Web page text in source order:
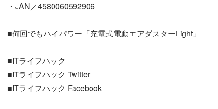
・JAN／4580060592906
■何回でもハイパワー「充電式電動エアダスターLight」
■ITライフハック
■ITライフハック Twitter
■ITライフハック Facebook